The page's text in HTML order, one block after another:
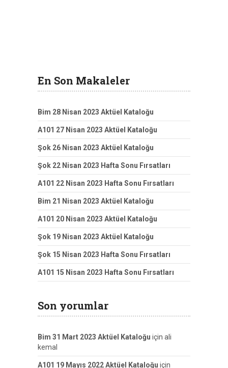
En Son Makaleler
Bim 28 Nisan 2023 Aktüel Kataloğu
A101 27 Nisan 2023 Aktüel Kataloğu
Şok 26 Nisan 2023 Aktüel Kataloğu
Şok 22 Nisan 2023 Hafta Sonu Fırsatları
A101 22 Nisan 2023 Hafta Sonu Fırsatları
Bim 21 Nisan 2023 Aktüel Kataloğu
A101 20 Nisan 2023 Aktüel Kataloğu
Şok 19 Nisan 2023 Aktüel Kataloğu
Şok 15 Nisan 2023 Hafta Sonu Fırsatları
A101 15 Nisan 2023 Hafta Sonu Fırsatları
Son yorumlar
Bim 31 Mart 2023 Aktüel Kataloğu için ali
kemal
A101 19 Mayıs 2022 Aktüel Kataloğu için